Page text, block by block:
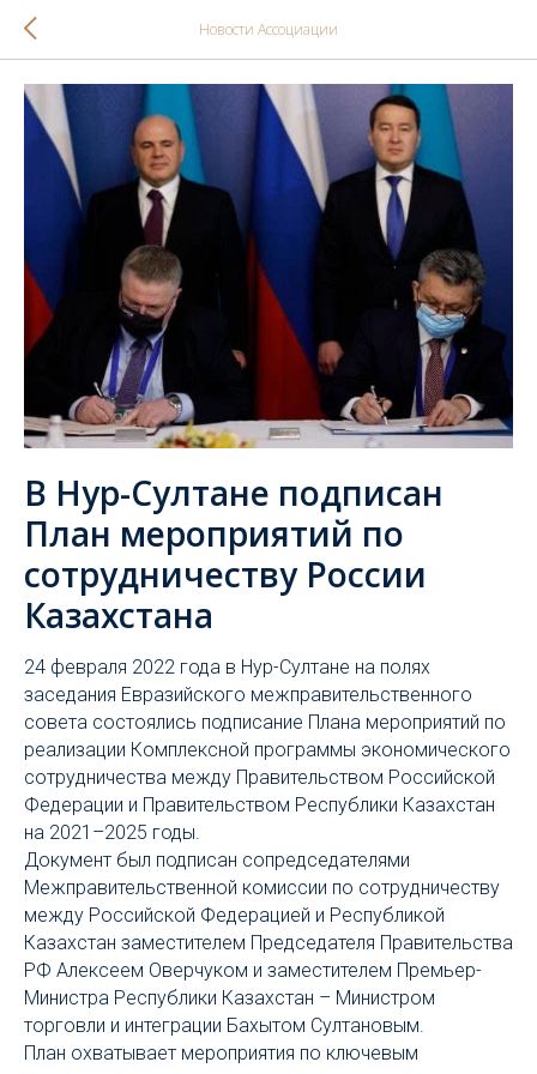
Новости Ассоциации
В Нур-Султане подписан
План мероприятий по
сотрудничеству России
Казахстана
24 февраля 2022 года в Нур-Султане на полях
заседания Евразийского межправительственного
совета состоялись подписание Плана мероприятий по
реализации Комплексной программы экономического
сотрудничества между Правительством Российской
Федерации и Правительством Республики Казахстан
на 2021–2025 годы.
Документ был подписан сопредседателями
Межправительственной комиссии по сотрудничеству
между Российской Федерацией и Республикой
Казахстан заместителем Председателя Правительства
РФ Алексеем Оверчуком и заместителем Премьер-
Министра Республики Казахстан – Министром
торговли и интеграции Бахытом Султановым.
План охватывает мероприятия по ключевым